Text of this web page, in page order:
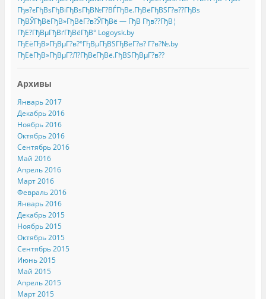
Гђв?єГђВѕГђВіГђВѕГђВ№Г?ВЃГђВє.ГђВёГђВЅГ?в??ГђВѕ
ГђВЎГђВёГђВ»ГђВёГ?в?ЎГђВё — ГђВ Гђв??ГђВ¦
ГђЕ?ГђВµГђВґГђВёГђВ° Logoysk.by
ГђЕёГђВ»ГђВµГ?в?°ГђВµГђВЅГђВёГ?в? Г?в?№.by
ГђЕёГђВ»ГђВµГ?Л?ГђВєГђВё.ГђВЅГђВµГ?в??
Архивы
Январь 2017
Декабрь 2016
Ноябрь 2016
Октябрь 2016
Сентябрь 2016
Май 2016
Апрель 2016
Март 2016
Февраль 2016
Январь 2016
Декабрь 2015
Ноябрь 2015
Октябрь 2015
Сентябрь 2015
Июнь 2015
Май 2015
Апрель 2015
Март 2015